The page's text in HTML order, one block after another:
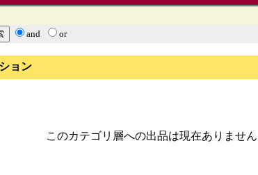
and or
ョン
このカテゴリ層への出品は現在ありません